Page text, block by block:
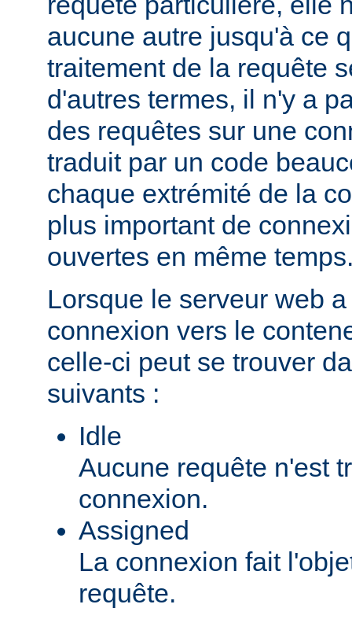
aucune autre jusqu'à ce
traitement de la requête
d'autres termes, il n'y a
des requêtes sur une
traduit par un code
chaque extrémité de la
plus important de
ouvertes en même
Lorsque le serveur web
connexion vers le
celle-ci peut se trouver
suivants :
Idle
Aucune requête n'est
connexion.
Assigned
La connexion fait
requête.